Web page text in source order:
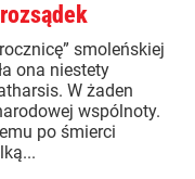
smoleńskiej
ona niestety
W żaden
wspólnoty.
po śmierci